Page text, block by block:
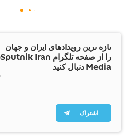
تازه ترین رویدادهای ایران و جهان
را از صفحه تلگرام Sputnik Iran
Media دنبال کنید
اشتراک